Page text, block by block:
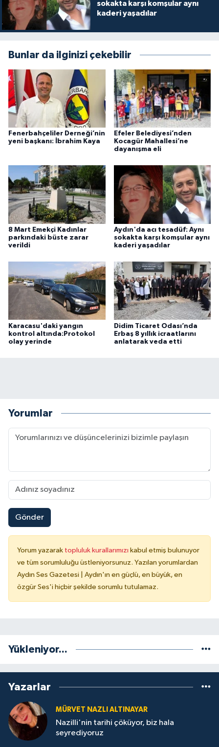
sokakta karşı komşular aynı
kaderi yaşadılar
Bunlar da ilginizi çekebilir
Fenerbahçeliler Derneği’nin
yeni başkanı: İbrahim Kaya
Efeler Belediyesi’nden
Kocagür Mahallesi’ne
dayanışma eli
8 Mart Emekçi Kadınlar
parkındaki büste zarar
verildi
Aydın'da acı tesadüf: Aynı
sokakta karşı komşular aynı
kaderi yaşadılar
Karacasu'daki yangın
kontrol altında:Protokol
olay yerinde
Didim Ticaret Odası’nda
Erbaş 8 yıllık icraatlarını
anlatarak veda etti
Yorumlar
Gönder
Yorum yazarak topluluk kurallarımızı kabul etmiş bulunuyor
ve tüm sorumluluğu üstleniyorsunuz. Yazılan yorumlardan
Aydın Ses Gazetesi | Aydın'ın en güçlü, en büyük, en
özgür Ses'i hiçbir şekilde sorumlu tutulamaz.
Yükleniyor...
Yazarlar
MÜRVET NAZLI ALTINAYAR
Nazilli'nin tarihi çöküyor, biz hala
seyrediyoruz